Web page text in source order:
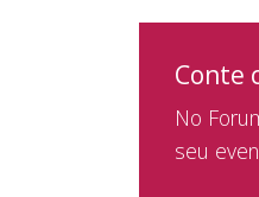
Conte
No
seu